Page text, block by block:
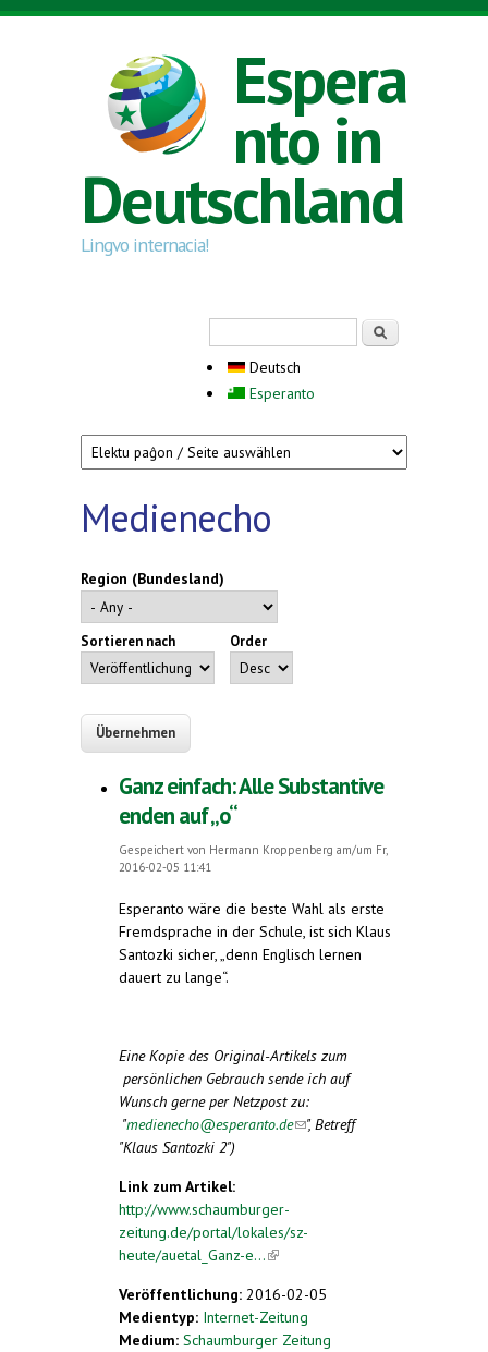
Direkt zum Inhalt
Espera
nto in
Deutschland
Lingvo internacia!
Deutsch
Esperanto
Medienecho
Region (Bundesland)
Sortieren nach Order
Ganz einfach: Alle Substantive
enden auf „o“
Gespeichert von Hermann Kroppenberg am/um Fr,
2016-02-05 11:41
Esperanto wäre die beste Wahl als erste
Fremdsprache in der Schule, ist sich Klaus
Santozki sicher, „denn Englisch lernen
dauert zu lange“.
Eine Kopie des Original-Artikels zum
persönlichen Gebrauch sende ich auf
Wunsch gerne per Netzpost zu:
"medienecho@esperanto.de(link sends e-
", Betreff
"Klaus Santozki 2")
Link zum Artikel:
http://www.schaumburger-
zeitung.de/portal/lokales/sz-
heute/auetal_Ganz-e...(link is external)
Veröffentlichung: 2016-02-05
Medientyp: Internet-Zeitung
Medium: Schaumburger Zeitung